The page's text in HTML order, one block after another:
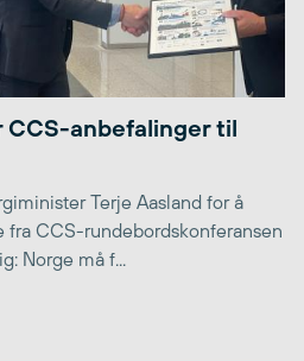
CCS-anbefalinger til
Terje Aasland for å
CCS-rundebordskonferansen
Norge må f...